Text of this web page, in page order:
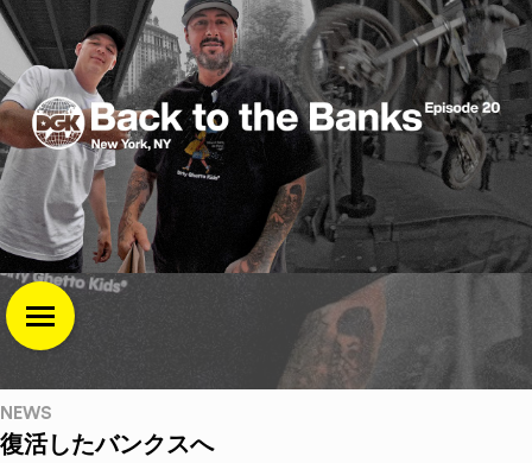
NEWS
復活したバンクスへ